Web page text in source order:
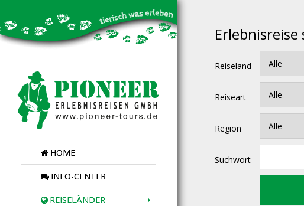
HOME
INFO-CENTER
REISELÄNDER
Erlebnisreise
Reiseland
Reiseart
Region
Suchwort